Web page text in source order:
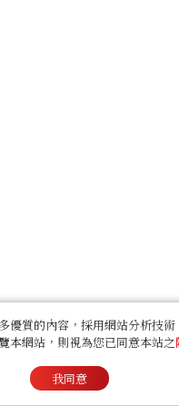
優質的內容，採用網站分析技術
本網站，則視為您已同意本站之
我同意